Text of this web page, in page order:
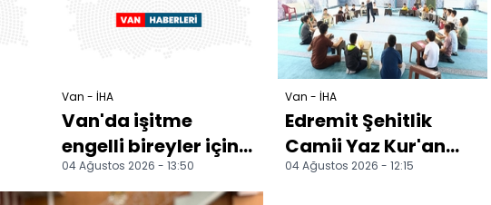
Van - İHA
Van'da işitme
engelli bireyler için
iletişim ekibi
kuruldu
04 Ağustos 2026 - 13:50
Van - İHA
Edremit Şehitlik
Camii Yaz Kur'an
kursu öğrencilerine
04 Ağustos 2026 - 12:15